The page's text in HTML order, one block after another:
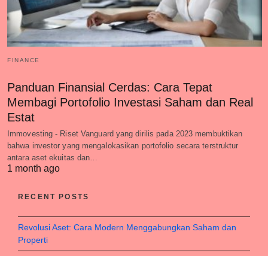
FINANCE
Panduan Finansial Cerdas: Cara Tepat
Membagi Portofolio Investasi Saham dan Real
Estat
Immovesting - Riset Vanguard yang dirilis pada 2023 membuktikan
bahwa investor yang mengalokasikan portofolio secara terstruktur
antara aset ekuitas dan…
1 month ago
RECENT POSTS
Revolusi Aset: Cara Modern Menggabungkan Saham dan
Properti